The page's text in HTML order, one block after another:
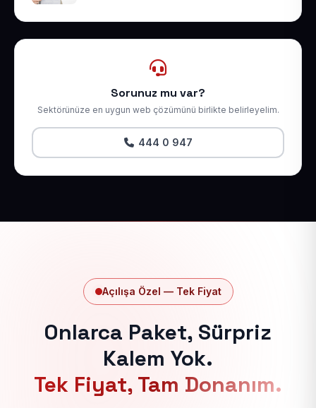
Sorunuz mu var?
Sektörünüze en uygun web çözümünü birlikte belirleyelim.
444 0 947
Açılışa Özel — Tek Fiyat
Onlarca Paket, Sürpriz
Kalem Yok.
Tek Fiyat, Tam Donanım.